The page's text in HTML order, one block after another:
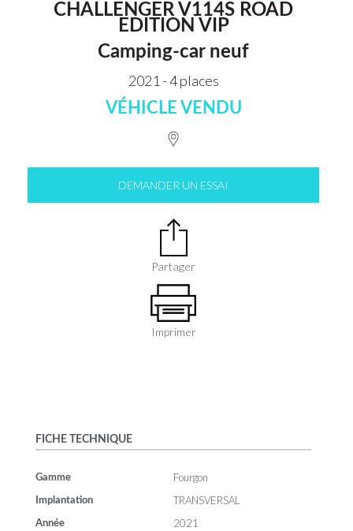
CHALLENGER V114S ROAD
EDITION VIP
Camping-car neuf
2021 - 4 places
VÉHICLE VENDU
DEMANDER UN ESSAI
Partager
Imprimer
FICHE TECHNIQUE
Gamme Fourgon
Implantation TRANSVERSAL
Année 2021